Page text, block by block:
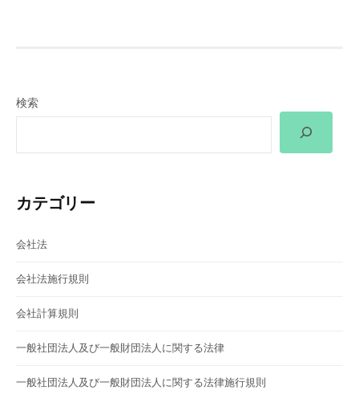
ー
ン
検索
カテゴリー
会社法
会社法施行規則
会社計算規則
一般社団法人及び一般財団法人に関する法律
一般社団法人及び一般財団法人に関する法律施行規則